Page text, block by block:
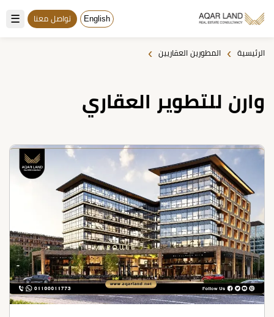
☰ English تواصل معنا
الرئيسية › المطورين العقاريين ›
وارن للتطوير العقاري